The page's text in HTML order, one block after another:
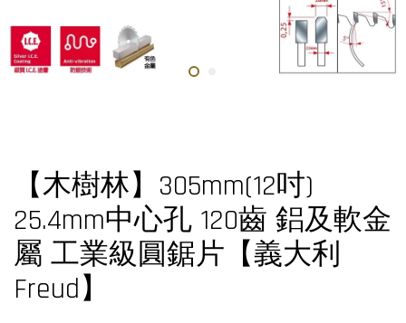
【木樹林】305mm(12吋)
25.4mm中心孔 120齒 鋁及軟金
屬 工業級圓鋸片【義大利
Freud】